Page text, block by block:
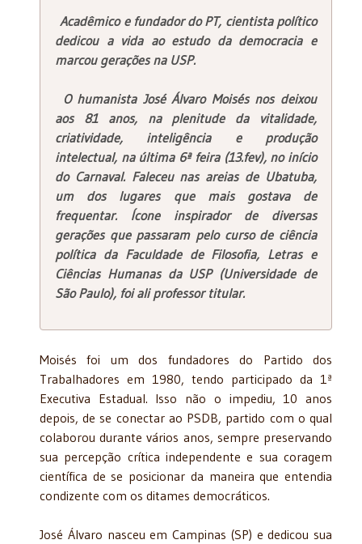
Acadêmico e fundador do PT, cientista político
dedicou a vida ao estudo da democracia e
marcou gerações na USP.
O humanista José Álvaro Moisés nos deixou
aos 81 anos, na plenitude da vitalidade,
criatividade, inteligência e produção
intelectual, na última 6ª feira (13.fev), no início
do Carnaval. Faleceu nas areias de Ubatuba,
um dos lugares que mais gostava de
frequentar. Ícone inspirador de diversas
gerações que passaram pelo curso de ciência
política da Faculdade de Filosofia, Letras e
Ciências Humanas da USP (Universidade de
São Paulo), foi ali professor titular.
Moisés foi um dos fundadores do Partido dos
Trabalhadores em 1980, tendo participado da 1ª
Executiva Estadual. Isso não o impediu, 10 anos
depois, de se conectar ao PSDB, partido com o qual
colaborou durante vários anos, sempre preservando
sua percepção crítica independente e sua coragem
científica de se posicionar da maneira que entendia
condizente com os ditames democráticos.
José Álvaro nasceu em Campinas (SP) e dedicou sua